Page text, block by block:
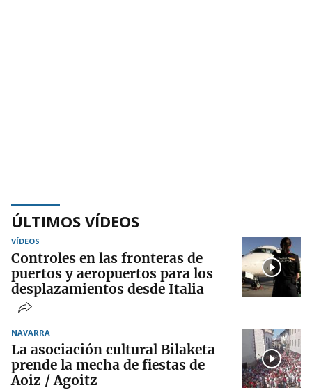
ÚLTIMOS VÍDEOS
VÍDEOS
Controles en las fronteras de
puertos y aeropuertos para los
desplazamientos desde Italia
NAVARRA
La asociación cultural Bilaketa
prende la mecha de fiestas de
Aoiz / Agoitz